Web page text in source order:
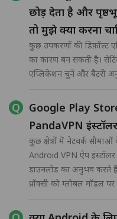
छोड़ देता है और
तो मुझे क्या करना
कुछ उपकरणों की डिफ़ॉल्ट
का कारण बन सकती है।
एप्लिकेशन चुनें और बैटरी
Google Play
PandaVPN
कुछ क्षेत्रों में नेटवर्क
Android VPN ऐप
डाउनलोड का अनुभव करते
प्रॉक्सी को ग्लोबल मॉडल